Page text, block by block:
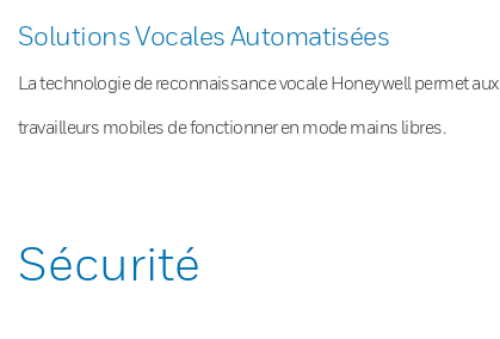
Solutions Vocales Automatisées
La technologie de reconnaissance vocale Honeywell permet aux
travailleurs mobiles de fonctionner en mode mains libres.
Sécurité